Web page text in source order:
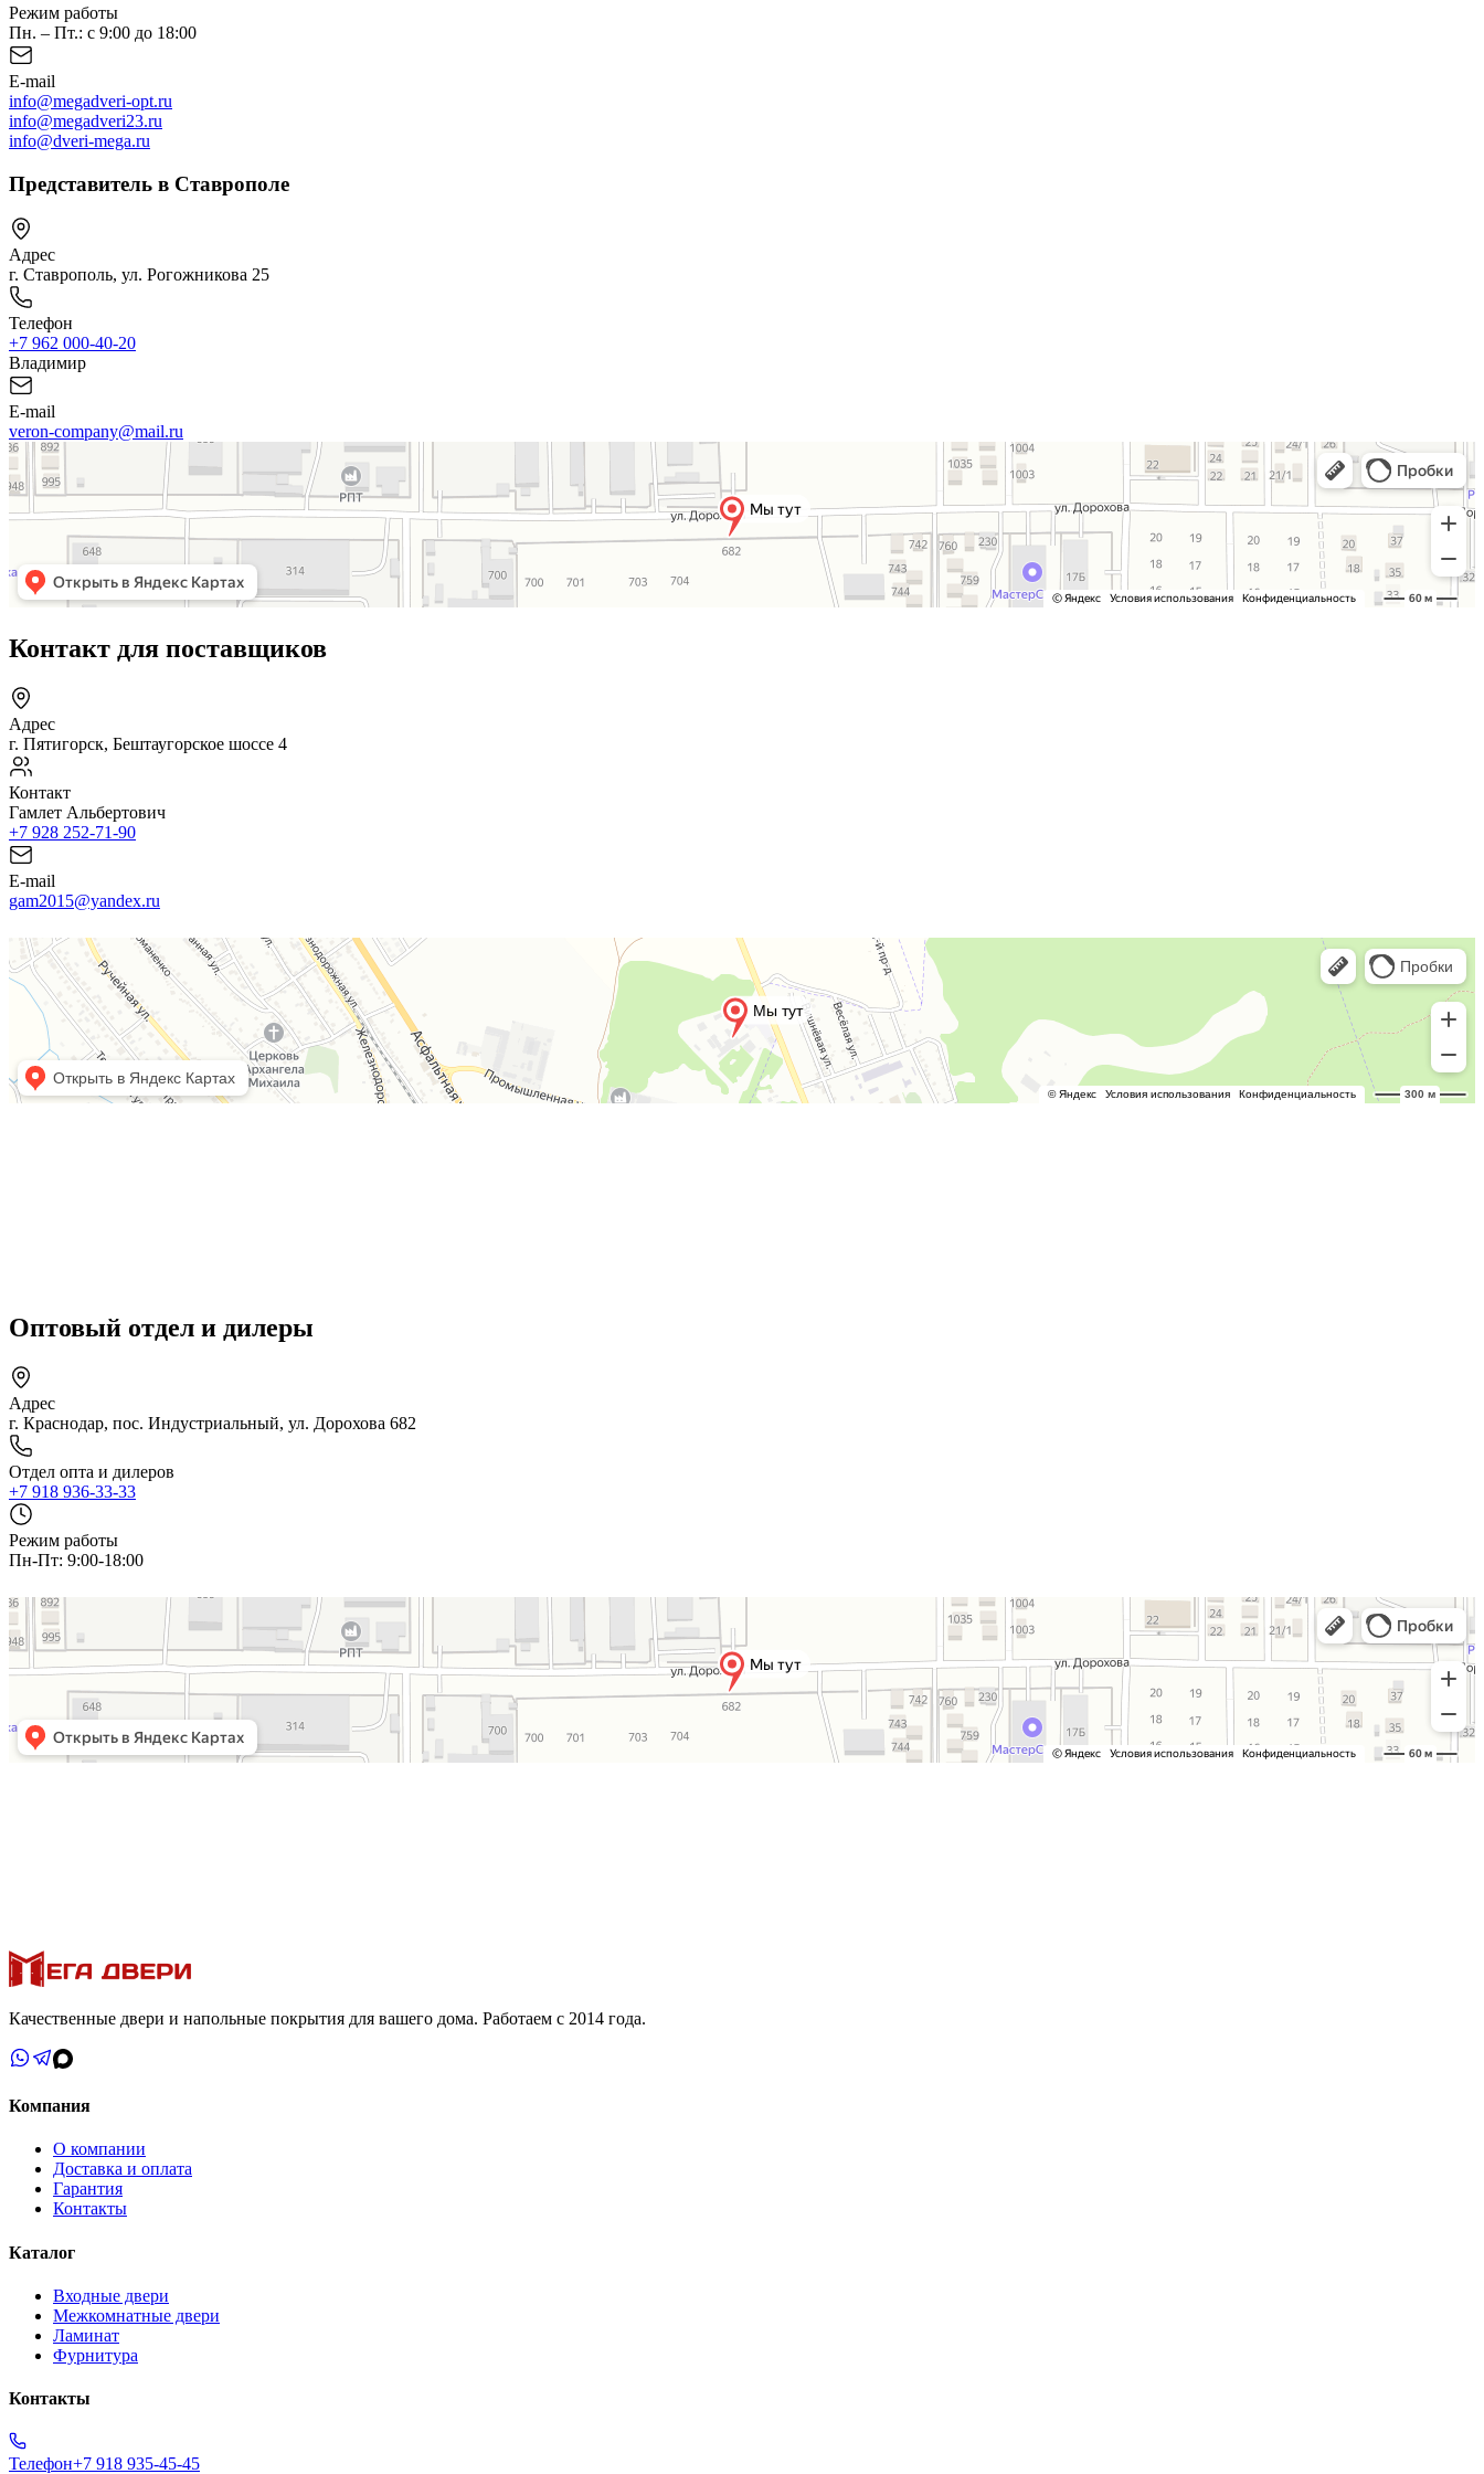
Режим работы
Пн. – Пт.: с 9:00 до 18:00
E-mail
info@megadveri-opt.ru
info@megadveri23.ru
info@dveri-mega.ru
Представитель в Ставрополе
Адрес
г. Ставрополь, ул. Рогожникова 25
Телефон
+7 962 000-40-20
Владимир
E-mail
veron-company@mail.ru
Контакт для поставщиков
Адрес
г. Пятигорск, Бештаугорское шоссе 4
Контакт
Гамлет Альбертович
+7 928 252-71-90
E-mail
gam2015@yandex.ru
Оптовый отдел и дилеры
Адрес
г. Краснодар, пос. Индустриальный, ул. Дорохова 682
Отдел опта и дилеров
+7 918 936-33-33
Режим работы
Пн-Пт: 9:00-18:00
Качественные двери и напольные покрытия для вашего дома. Работаем с 2014 года.
Компания
О компании
Доставка и оплата
Гарантия
Контакты
Каталог
Входные двери
Межкомнатные двери
Ламинат
Фурнитура
Контакты
Телефон+7 918 935-45-45